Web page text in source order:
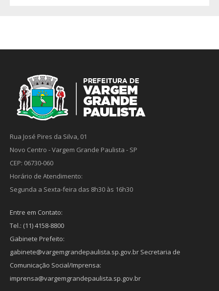
Rua José Pires da Silva, 01
Novo Centro - Vargem Grande Paulista - SP
CEP: 06730-060
Horário de Atendimento:
Segunda a Sexta-feira das 8h30 às 16h30
Entre em Contato:
Tel.: (11) 4158-8800
Gabinete Prefeito:
gabinete@vargemgrandepaulista.sp.gov.br Secretaria de
Comunicação Social/Imprensa:
imprensa@vargemgrandepaulista.sp.gov.br